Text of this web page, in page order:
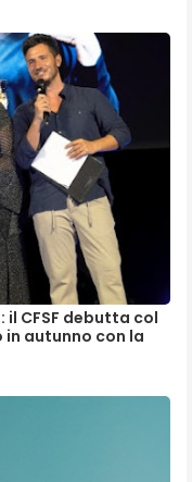
CFSF debutta col
autunno con la